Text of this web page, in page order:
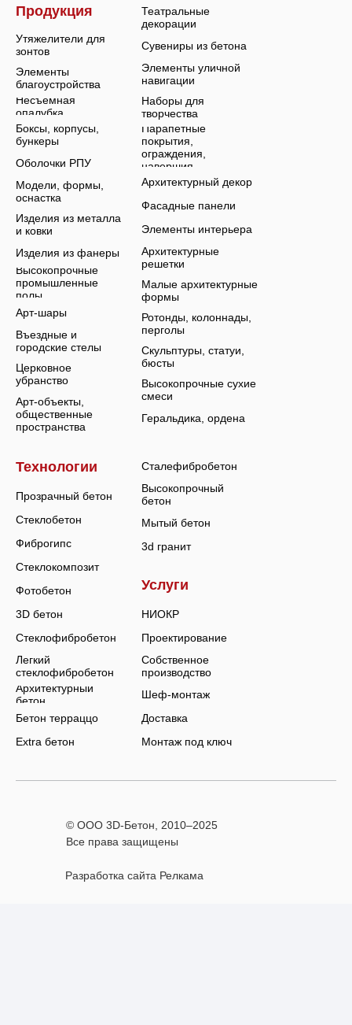
Арт-объекты,
общественные
пространства
Высокопрочные сухие
смеси
Скульптуры, статуи,
бюсты
Ротонды, колоннады,
перголы
Малые архитектурные
формы
Архитектурные
решетки
Элементы интерьера
Фасадные панели
Архитектурный декор
Парапетные
покрытия,
ограждения,
навершия
Наборы для
творчества
Элементы уличной
навигации
Сувениры из бетона
Театральные
декорации
Монтаж под ключ
Доставка
Шеф-монтаж
Собственное
производство
Проектирование
НИОКР
3d гранит
Мытый бетон
Высокопрочный
бетон
Сталефибробетон
Extra бетон
Бетон терраццо
Архитектурный
бетон
Легкий
стеклофибробетон
Стеклофибробетон
3D бетон
Фотобетон
Стеклокомпозит
Фиброгипс
Стеклобетон
Прозрачный бетон
Геральдика, ордена
Церковное
убранство
Въездные и
городские стелы
Арт-шары
Высокопрочные
промышленные
полы
Изделия из фанеры
Изделия из металла
и ковки
Модели, формы,
оснастка
Оболочки РПУ
Боксы, корпусы,
бункеры
Несъемная
опалубка
Элементы
благоустройства
Утяжелители для
зонтов
Продукция
Услуги
Технологии
Разработка сайта Релкама
© ООО 3D-Бетон, 2010–2025
Все права защищены